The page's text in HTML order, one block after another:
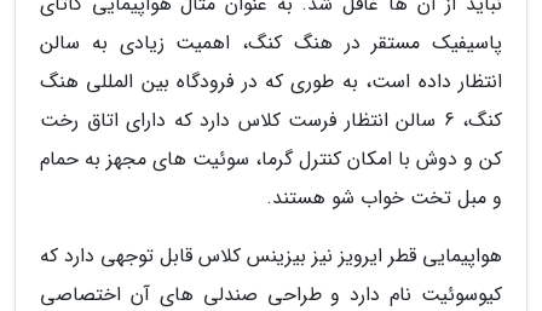
پاسیفیک مستقر در هنگ کنگ، اهمیت زیادی به سالن
انتظار داده است، به طوری که در فرودگاه بین المللی هنگ
کنگ، 6 سالن انتظار فرست کلاس دارد که دارای اتاق رخت
کن و دوش با امکان کنترل گرما، سوئیت های مجهز به حمام
و مبل تخت خواب شو هستند.
هواپیمایی قطر ایرویز نیز بیزینس کلاس قابل توجهی دارد که
کیوسوئیت نام دارد و طراحی صندلی های آن اختصاصی